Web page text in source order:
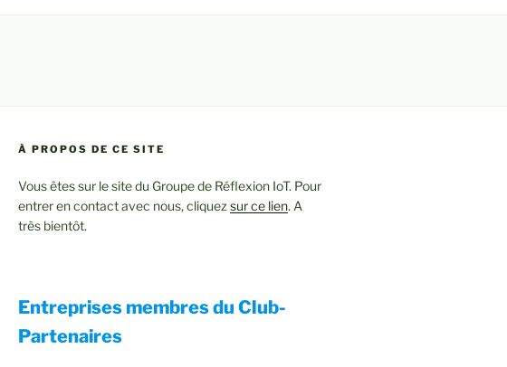
À PROPOS DE CE SITE
Vous êtes sur le site du Groupe de Réflexion IoT. Pour
entrer en contact avec nous, cliquez sur ce lien. A
très bientôt.
Entreprises membres du Club-
Partenaires